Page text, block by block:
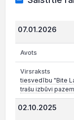
07.01.2026
tiesvedību "Bite
trašu izbūvi
02.10.2025